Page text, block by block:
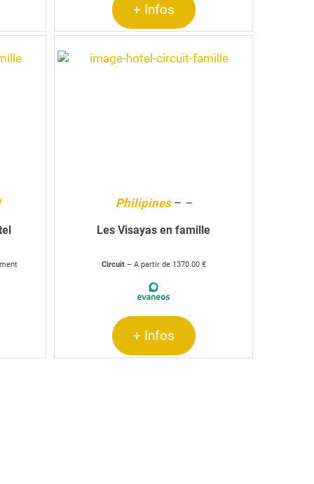
+ Infos
Philipines– –
Les Visayas en famille
Circuit– A partir de 1370.00 €
+ Infos